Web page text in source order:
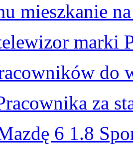
mieszkanie
marki
do
za
6 1.8